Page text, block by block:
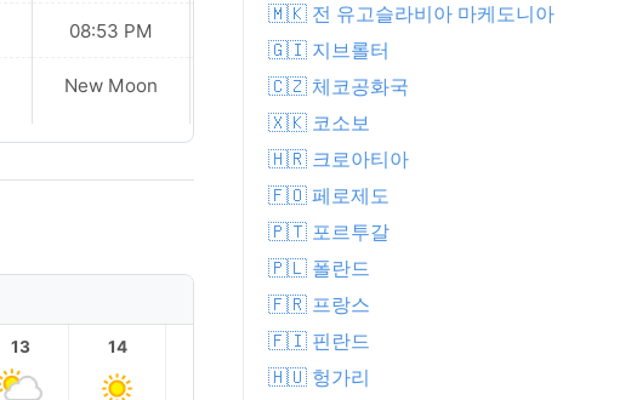
08:53 PM
New Moon
08:51 PM
New Moon
13 14 16
🇲🇰 전 유고슬라비아 마케도니아
🇬🇮 지브롤터
🇨🇿 체코공화국
🇽🇰 코소보
🇭🇷 크로아티아
🇫🇴 페로제도
🇵🇹 포르투갈
🇵🇱 폴란드
🇫🇷 프랑스
🇫🇮 핀란드
🇭🇺 헝가리